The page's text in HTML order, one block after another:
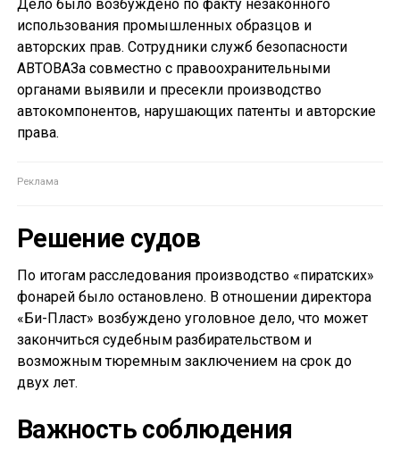
Дело было возбуждено по факту незаконного
использования промышленных образцов и
авторских прав. Сотрудники служб безопасности
АВТОВАЗа совместно с правоохранительными
органами выявили и пресекли производство
автокомпонентов, нарушающих патенты и авторские
права.
Решение судов
По итогам расследования производство «пиратских»
фонарей было остановлено. В отношении директора
«Би-Пласт» возбуждено уголовное дело, что может
закончиться судебным разбирательством и
возможным тюремным заключением на срок до
двух лет.
Важность соблюдения